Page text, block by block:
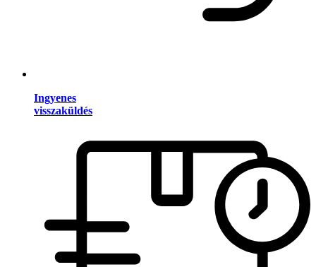
Ingyenes
visszaküldés